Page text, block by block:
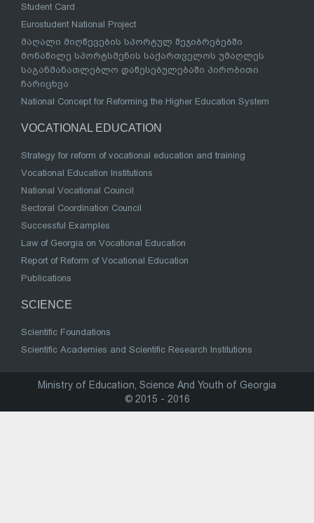
Student Card
Eurostudent National Project
მაღალი მიღწევების სპორტულ შეჯიბრებებში
მონაწილე სპორტსმენის საქართველოს უმაღლეს
საგანმანათლებლო დაწესებულებაში პირობითი
ჩარიცხვა
National Concept for Reforming the Higher Education System
VOCATIONAL EDUCATION
Strategy for reform of vocational education and training
Vocational Education Institutions
National Vocational Council
Sectoral Coordination Council
Successful Examples
Law of Georgia on Vocational Education
Report of Reform of Vocational Education
Publications
SCIENCE
Scientific Foundations
Scientific Academies and Scientific Research Institutions
Ministry of Education, Science And Youth of Georgia
© 2015 - 2016